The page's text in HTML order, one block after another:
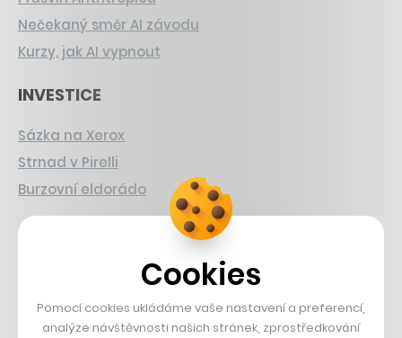
Nečekaný směr AI závodu
Kurzy, jak AI vypnout
INVESTICE
Sázka na Xerox
Strnad v Pirelli
Burzovní eldorádo
PŘÍBĚHY Z GASTRA
Boční projekt, co se zvrtnul
Francouzský šéfkuchař na Šumavě
Dva golfisti, co pečou
Cookies
Pomocí cookies ukládáme vaše nastavení a preferencí,
analýze návštěvnosti našich stránek, zprostředkování